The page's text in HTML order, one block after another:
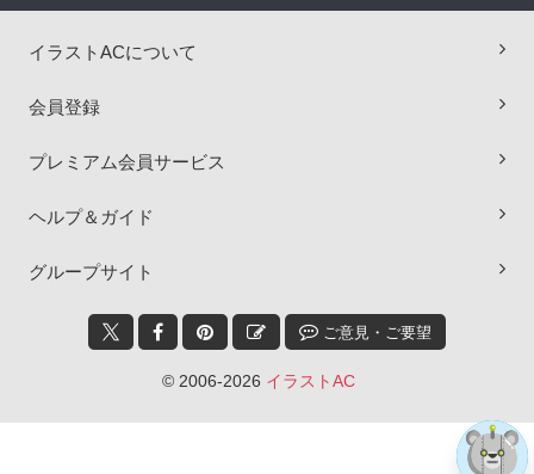
イラストACについて
会員登録
プレミアム会員サービス
ヘルプ＆ガイド
グループサイト
ご意見・ご要望
© 2006-2026 イラストAC